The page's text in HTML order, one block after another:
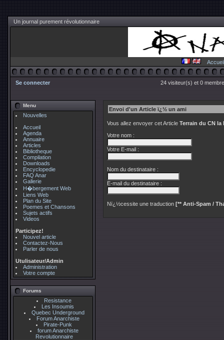
Un journal purement révolutionnaire
Accueil
Se connecter 24 visiteur(s) et 0
Menu
Nouvelles
Accueil
Agenda
Annuaire
Articles
Bibliotheque
Compilation
Downloads
Encyclopedie
FAQ Anar
Gallerie
H�bergement Web
Liens Web
Plan du Site
Poemes et Chansons
Sujets actifs
Videos
Participez!
Nouvel article
Contactez-Nous
Parler de nous
Utulisateur/Admin
Administration
Votre compte
Forums
Resistance
Les Insoumis
Quebec Underground
Forum Anarchiste
Pirate-Punk
forum Anarchiste
Revolutionnaire
Envoi d'un Article ï¿½ un ami
Vous allez envoyer cet Article Terrain du CN
Votre nom :
Votre E-mail :
Nom du destinataire :
E-mail du destinataire :
Nï¿½cessite une traduction [** Anti-Spam /